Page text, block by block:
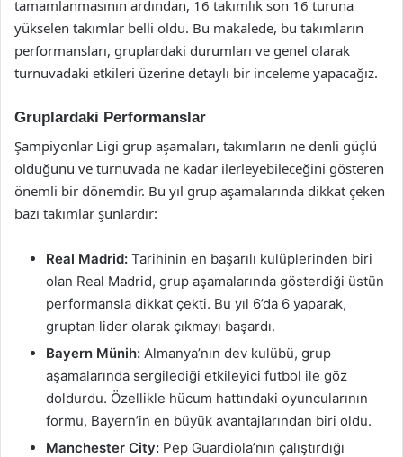
tamamlanmasının ardından, 16 takımlık son 16 turuna
yükselen takımlar belli oldu. Bu makalede, bu takımların
performansları, gruplardaki durumları ve genel olarak
turnuvadaki etkileri üzerine detaylı bir inceleme yapacağız.
Gruplardaki Performanslar
Şampiyonlar Ligi grup aşamaları, takımların ne denli güçlü
olduğunu ve turnuvada ne kadar ilerleyebileceğini gösteren
önemli bir dönemdir. Bu yıl grup aşamalarında dikkat çeken
bazı takımlar şunlardır:
Real Madrid: Tarihinin en başarılı kulüplerinden biri
olan Real Madrid, grup aşamalarında gösterdiği üstün
performansla dikkat çekti. Bu yıl 6’da 6 yaparak,
gruptan lider olarak çıkmayı başardı.
Bayern Münih: Almanya’nın dev kulübü, grup
aşamalarında sergilediği etkileyici futbol ile göz
doldurdu. Özellikle hücum hattındaki oyuncularının
formu, Bayern’in en büyük avantajlarından biri oldu.
Manchester City: Pep Guardiola’nın çalıştırdığı